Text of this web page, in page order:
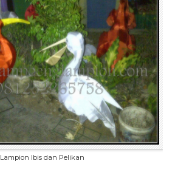
Lampion Ibis dan Pelikan